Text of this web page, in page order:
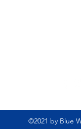
©2021 by Blue